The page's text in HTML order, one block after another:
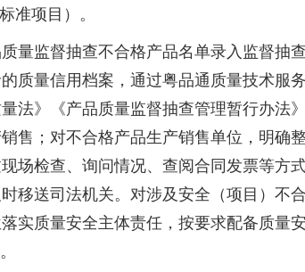
准项目）。
监督抽查不合格产品名单录入监督抽
质量信用档案，通过粤品通质量技术服
法》《产品质量监督抽查管理暂行办法
售；对不合格产品生产销售单位，明确
场检查、询问情况、查阅合同发票等方
移送司法机关。对涉及安全（项目）不
质量安全主体责任，按要求配备质量